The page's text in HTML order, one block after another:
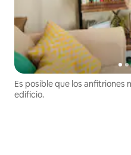
Es posible que los anfitriones
edificio.